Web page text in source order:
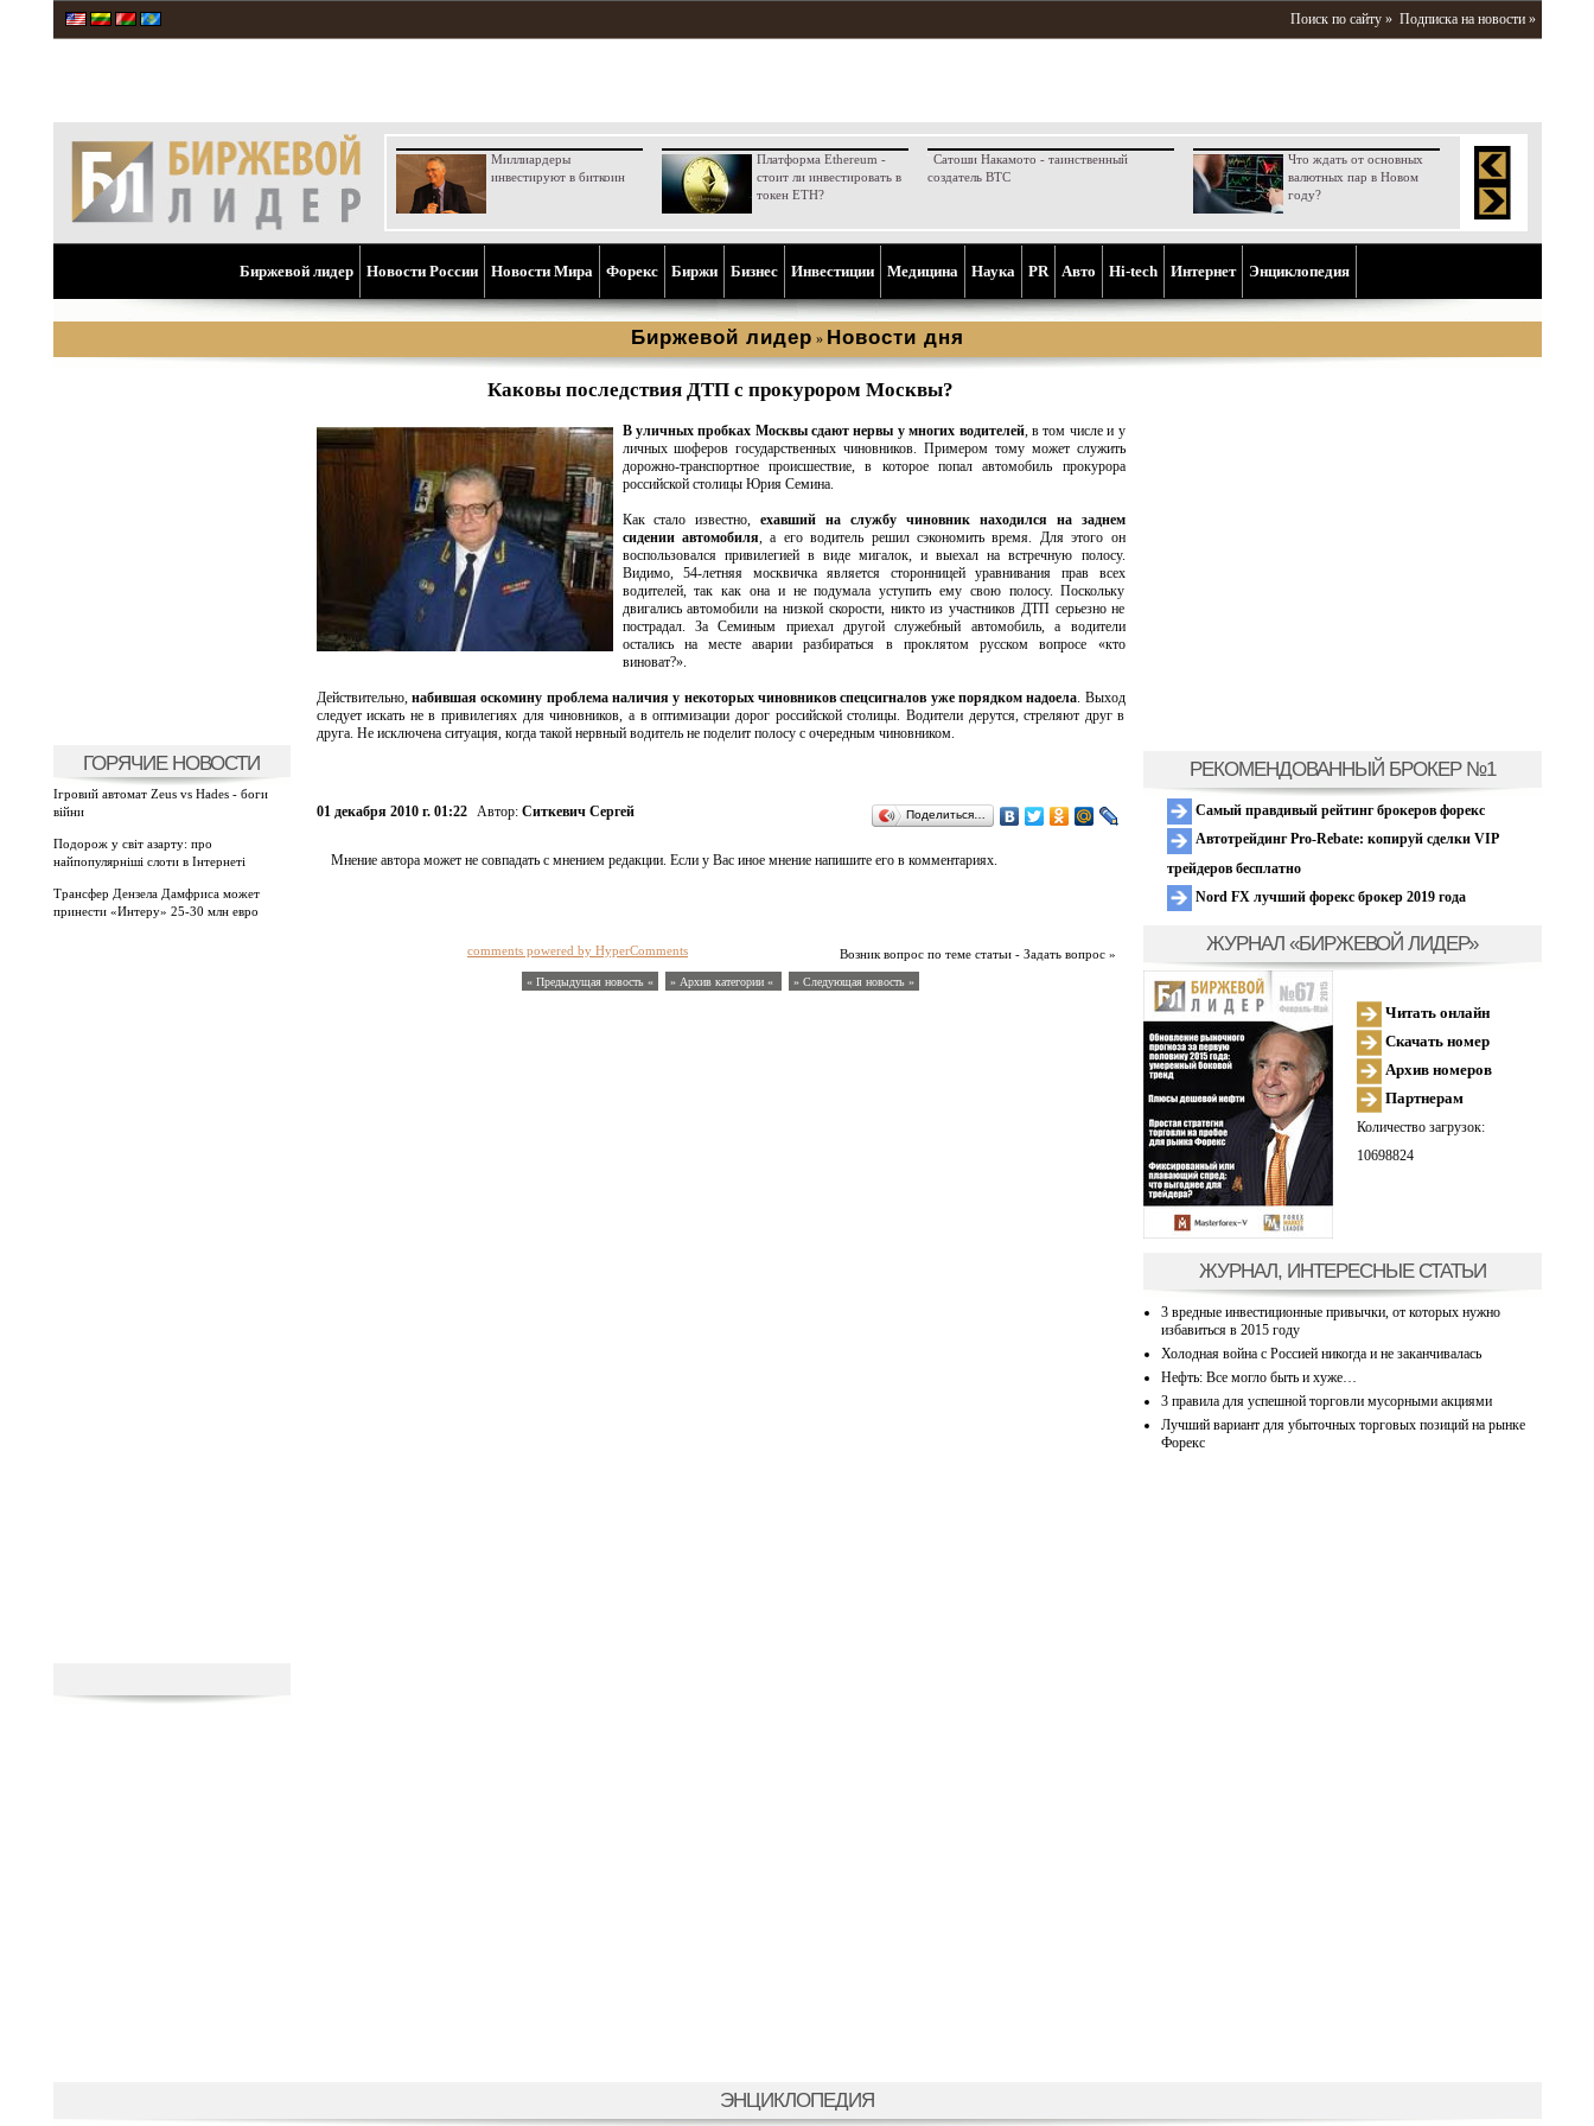
Поиск по сайту » Подписка на новости »
Миллиардеры
инвестируют в биткоин
Платформа Ethereum -
стоит ли инвестировать в
токен ETH?
Сатоши Накамото - таинственный
создатель BTC
Что ждать от основных
валютных пар в Новом
году?
Биржевой лидер Новости России Новости Мира Форекс Биржи Бизнес Инвестиции Медицина Наука PR Aвто Hi-tech Интернет Энциклопедия
Биржевой лидер » Новости дня
ГОРЯЧИЕ НОВОСТИ
Ігровий автомат Zeus vs Hades - боги
війни
Подорож у світ азарту: про
найпопулярніші слоти в Інтернеті
Трансфер Дензела Дамфриса может
принести «Интеру» 25-30 млн евро
Каковы последствия ДТП с прокурором Москвы?
В уличных пробках Москвы сдают нервы у многих водителей, в том числе и у
личных шоферов государственных чиновников. Примером тому может служить
дорожно-транспортное происшествие, в которое попал автомобиль прокурора
российской столицы Юрия Семина.
Как стало известно,ехавший на службу чиновник находился на заднем
сидении автомобиля, а его водитель решил сэкономить время. Для этого он
воспользовался привилегией в виде мигалок, и выехал на встречную полосу.
Видимо, 54-летняя москвичка является сторонницей уравнивания прав всех
водителей, так как она и не подумала уступить ему свою полосу. Поскольку
двигались автомобили на низкой скорости, никто из участников ДТП серьезно не
пострадал. За Семиным приехал другой служебный автомобиль, а водители
остались на месте аварии разбираться в проклятом русском вопросе «кто
виноват?».
Действительно, набившая оскомину проблема наличия у некоторых чиновников спецсигналов уже порядком надоела. Выход
следует искать не в привилегиях для чиновников, а в оптимизации дорог российской столицы. Водители дерутся, стреляют друг в
друга. Не исключена ситуация, когда такой нервный водитель не поделит полосу с очередным чиновником.
01 декабря 2010 г. 01:22 Автор: Ситкевич Сергей Поделиться…
Мнение автора может не совпадать с мнением редакции. Если у Вас иное мнение напишите его в комментариях.
Возник вопрос по теме статьи - Задать вопрос »
comments powered by HyperComments
« Предыдущая новость « » Архив категории « » Следующая новость »
РЕКОМЕНДОВАННЫЙ БРОКЕР №1
Самый правдивый рейтинг брокеров форекс
Автотрейдинг Pro-Rebate: копируй сделки VIP
трейдеров бесплатно
Nord FX лучший форекс брокер 2019 года
ЖУРНАЛ «БИРЖЕВОЙ ЛИДЕР»
Читать онлайн
Скачать номер
Архив номеров
Партнерам
Количество загрузок:
10698824
ЖУРНАЛ, ИНТЕРЕСНЫЕ СТАТЬИ
3 вредные инвестиционные привычки, от которых нужно
избавиться в 2015 году
Холодная война с Россией никогда и не заканчивалась
Нефть: Все могло быть и хуже…
3 правила для успешной торговли мусорными акциями
Лучший вариант для убыточных торговых позиций на рынке
Форекс
ЭНЦИКЛОПЕДИЯ